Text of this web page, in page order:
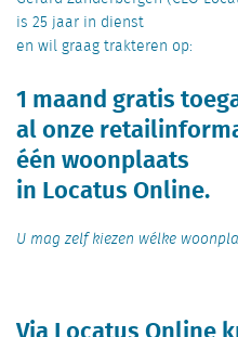
is 25 jaar in dienst
en wil graag trakteren op:
1 maand gratis
al onze
één woonplaats
in Locatus Online.
U mag zelf kiezen wélke